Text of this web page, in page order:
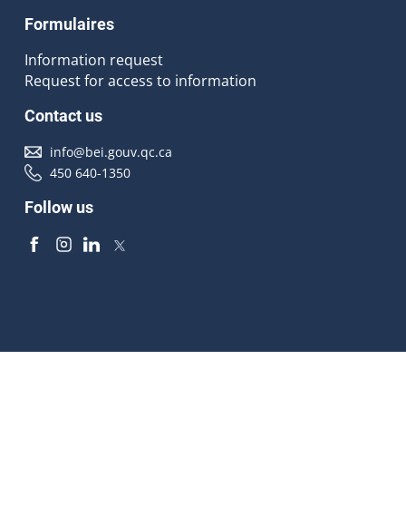
Formulaires
Information request
Request for access to information
Contact us
info@bei.gouv.qc.ca
450 640-1350
Follow us